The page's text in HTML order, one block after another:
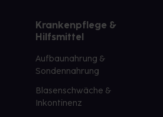
Krankenpflege &
Hilfsmittel
Aufbaunahrung &
Sondennahrung
Blasenschwäche &
Inkontinenz